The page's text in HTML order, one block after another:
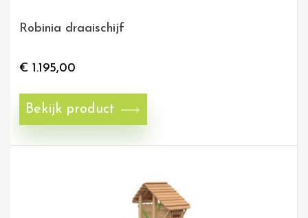
Robinia draaischijf
€ 1.195,00
Bekijk product